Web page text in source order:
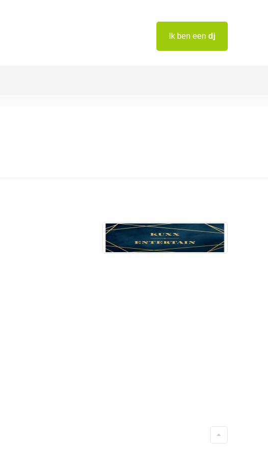
Ik ben een dj